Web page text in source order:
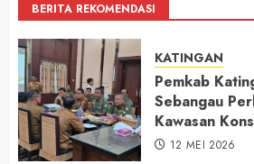
BERITA REKOMENDASI
KATINGAN
Pemkab
Sebangau
Kawasan
12 MEI 2026